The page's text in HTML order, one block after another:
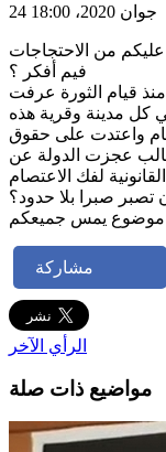
24 جوان 2020، 18:00
عليكم من الاحتجاجات
فيم أفكر ؟
قيام الثورة عرفت
كل مدينة وقرية هذه
واعتدت على حقوق
عجزت الدولة عن
لفك الاعتصام
تصبر صبرا بلا حدود؟
موضوع يمس جميعكم
مشاركة
الرأي الآخر
مواضيع ذات صلة